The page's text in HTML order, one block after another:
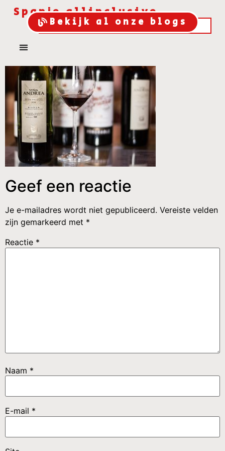
Spanje allinclusive
Bekijk al onze blogs
Geef een reactie
Je e-mailadres wordt niet gepubliceerd. Vereiste velden
zijn gemarkeerd met *
Reactie *
Naam *
E-mail *